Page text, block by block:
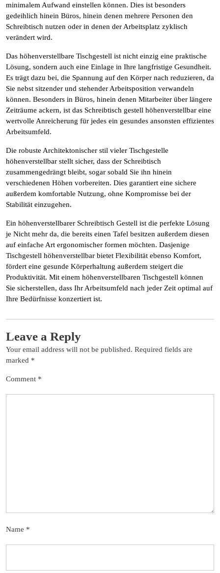
minimalem Aufwand einstellen können. Dies ist besonders
gedeihlich hinein Büros, hinein denen mehrere Personen den
Schreibtisch nutzen oder in denen der Arbeitsplatz zyklisch
verändert wird.
Das höhenverstellbare Tischgestell ist nicht einzig eine praktische
Lösung, sondern auch eine Einlage in Ihre langfristige Gesundheit.
Es trägt dazu bei, die Spannung auf den Körper nach reduzieren, da
Sie nebst sitzender und stehender Arbeitsposition verwandeln
können. Besonders in Büros, hinein denen Mitarbeiter über längere
Zeiträume ackern, ist das Schreibtisch gestell höhenverstellbar eine
wertvolle Anreicherung für jedes ein gesundes ansonsten effizientes
Arbeitsumfeld.
Die robuste Architektonischer stil vieler Tischgestelle
höhenverstellbar stellt sicher, dass der Schreibtisch
zusammengedrängt bleibt, sogar sobald Sie ihn hinein
verschiedenen Höhen vorbereiten. Dies garantiert eine sichere
außerdem komfortable Nutzung, ohne Kompromisse bei der
Stabilität einzugehen.
Ein höhenverstellbarer Schreibtisch Gestell ist die perfekte Lösung
je Nicht mehr da, die bereits einen Tafel besitzen außerdem diesen
auf einfache Art ergonomischer formen möchten. Dasjenige
Tischgestell höhenverstellbar bietet Flexibilität ebenso Komfort,
fördert eine gesunde Körperhaltung außerdem steigert die
Produktivität. Mit einem höhenverstellbaren Tischgestell können
Sie sicherstellen, dass Ihr Arbeitsumfeld nach jeder Zeit optimal auf
Ihre Bedürfnisse konzertiert ist.
Leave a Reply
Your email address will not be published. Required fields are
marked *
Comment *
Name *